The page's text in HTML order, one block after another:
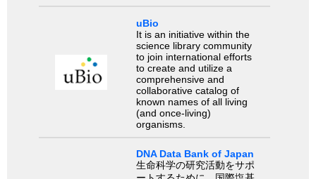
uBio
It is an initiative within the
science library community
to join international efforts
to create and utilize a
comprehensive and
collaborative catalog of
known names of all living
(and once-living)
organisms.
DNA Data Bank of Japan
生命科学の研究活動をサポ